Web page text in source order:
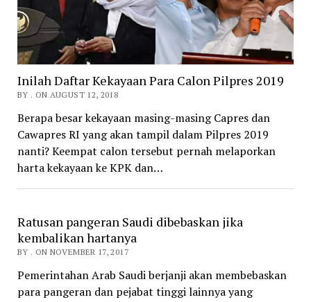
Inilah Daftar Kekayaan Para Calon Pilpres 2019
BY . ON AUGUST 12, 2018
Berapa besar kekayaan masing-masing Capres dan
Cawapres RI yang akan tampil dalam Pilpres 2019
nanti? Keempat calon tersebut pernah melaporkan
harta kekayaan ke KPK dan…
Ratusan pangeran Saudi dibebaskan jika
kembalikan hartanya
BY . ON NOVEMBER 17, 2017
Pemerintahan Arab Saudi berjanji akan membebaskan
para pangeran dan pejabat tinggi lainnya yang